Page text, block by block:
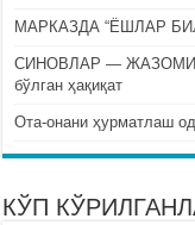
МАРКАЗДА “ЁШЛАР
СИНОВЛАР — ЖАЗОМИ
бўлган ҳақиқат
Ота-онани ҳурматлаш
КЎП